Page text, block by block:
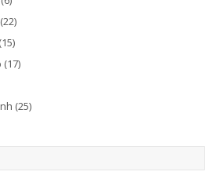
(25)